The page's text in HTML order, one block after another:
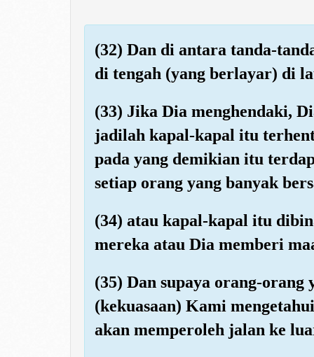
(32) Dan di antara tanda-
di tengah (yang berlayar) di
(33) Jika Dia menghendaki,
jadilah kapal-kapal itu
pada yang demikian itu
setiap orang yang banyak
(34) atau kapal-kapal itu
mereka atau Dia memberi
(35) Dan supaya orang-orang
(kekuasaan) Kami
akan memperoleh jalan ke